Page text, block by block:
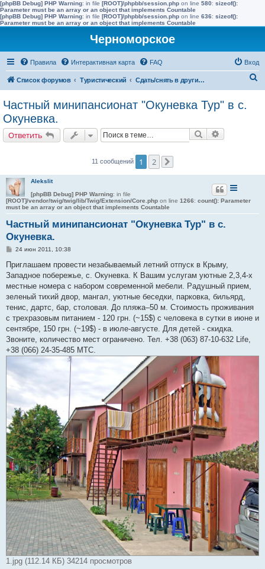
[phpBB Debug] PHP Warning: in file [ROOT]/phpbb/session.php on line 580: sizeof():
Parameter must be an array or an object that implements Countable
[phpBB Debug] PHP Warning: in file [ROOT]/phpbb/session.php on line 636: sizeof():
Parameter must be an array or an object that implements Countable
Черноморское
Правила Интерактивная карта FAQ Вход
Список форумов Туристический Сдать/снять в других населенных пунктах района
Частный минипансионат "Окуневка Тур" в с.
Окуневка.
Ответить Поиск
11 сообщений 1 2
Alekslit
[phpBB Debug] PHP Warning: in file
[ROOT]/vendor/twig/twig/lib/Twig/Extension/Core.php on line 1266: count(): Parameter
must be an array or an object that implements Countable
Частный минипансионат "Окуневка Тур" в с.
Окуневка.
С
о
щ
е
и
е
24 июн 2011, 10:38
Приглашаем провести незабываемый летний отпуск в Крыму,
Западное побережье, с. Окуневка. К Вашим услугам уютные 2,3,4-х
местные номера с набором современной мебели. Радушный прием,
зеленый тихий двор, мангал, уютные беседки, парковка, бильярд,
тенис, дартс, бар, столовая. До пляжа–50 м. Стоимость проживания
с трехразовым питанием - 120 грн. (~15$) с человека в сутки в июне и
сентябре, 150 грн. (~19$) - в июле-августе. Для детей - скидка.
Звоните, количество мест ограничено. Тел. +38 (063) 87-10-632 Life,
+38 (066) 24-35-485 МТС.
1.jpg (112.14 КБ) 34214 просмотров